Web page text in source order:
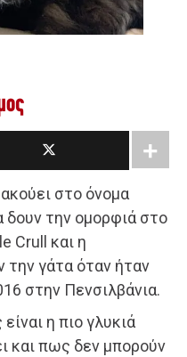
στο όνομα
δουν την ομορφιά στο
Crull και η
την γάτα όταν ήταν
στην Πενσιλβάνια.
η πιο γλυκιά
και πως δεν μπορούν